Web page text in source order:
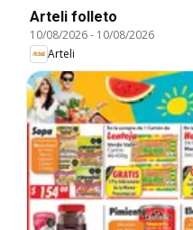
Arteli folleto
10/08/2026- 10/08/2026
Arteli